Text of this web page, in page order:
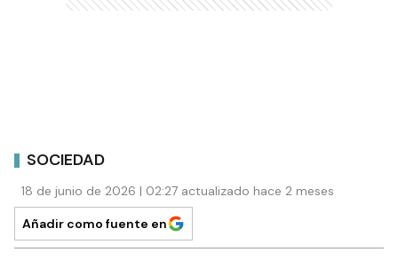
SOCIEDAD
18 de junio de 2026 | 02:27 actualizado hace 2 meses
Añadir como fuente en